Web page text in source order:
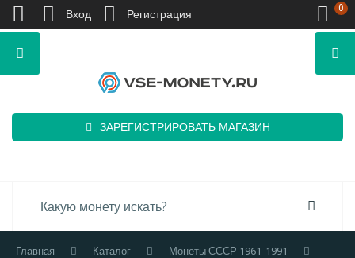
ЗАРЕГИСТРИРОВАТЬ МАГАЗИН
Главная Каталог
Монеты СССР 1961-1991
Вход Регистрация 0